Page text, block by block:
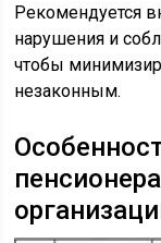
Рекомендуется
нарушения и
чтобы
незаконным.